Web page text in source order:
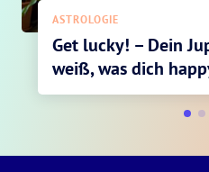
ASTROLOGIE
Get lucky! – Dein
weiß, was dich